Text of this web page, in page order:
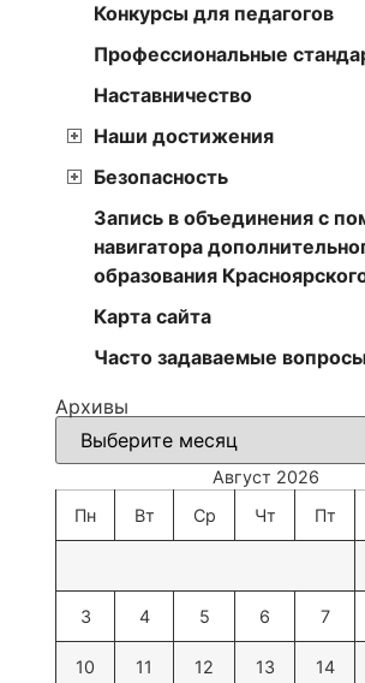
Конкурсы для педагогов
Профессиональные
Наставничество
Наши достижения
Безопасность
Запись в объединения с
навигатора
образования
Карта сайта
Часто задаваемые
Архивы
Август 2026
Пн
Вт Ср Чт Пт
3 4 5 6 7
10 11 12 13 14